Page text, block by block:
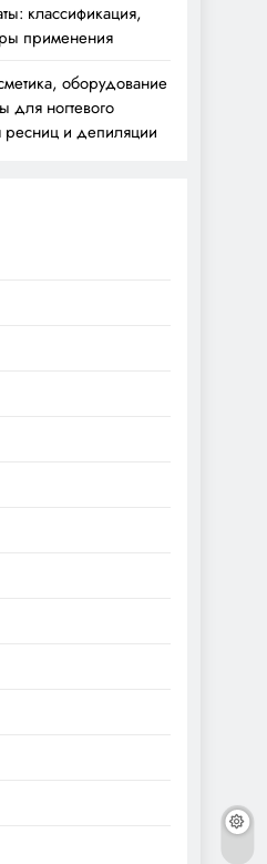
классификация,
применения
оборудование
для ногтевого
и депиляции